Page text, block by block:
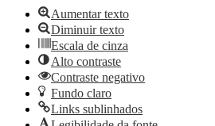
Aumentar texto
Diminuir texto
Escala de cinza
Alto contraste
Contraste negativo
Fundo claro
Links sublinhados